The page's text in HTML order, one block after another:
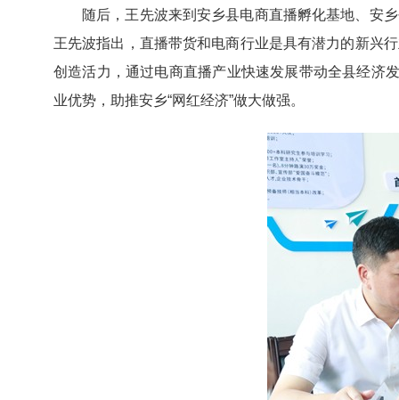
随后，王先波来到安乡县电商直播孵化基地、安
王先波指出，直播带货和电商行业是具有潜力的新兴
创造活力，通过电商直播产业快速发展带动全县经济
业优势，助推安乡“网红经济”做大做强。